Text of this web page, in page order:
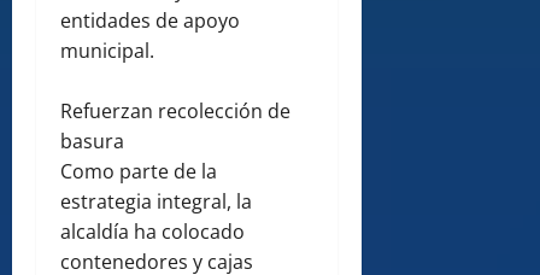
entidades de apoyo
municipal.
Refuerzan recolección de
basura
Como parte de la
estrategia integral, la
alcaldía ha colocado
contenedores y cajas